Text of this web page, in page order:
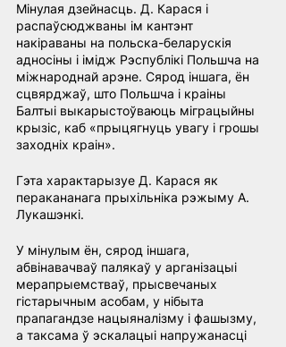
Мінулая дзейнасць. Д. Карася і
распаўсюджваны ім кантэнт
накіраваны на польска-беларускія
адносіны і імідж Рэспублікі Польшча на
міжнароднай арэне. Сярод іншага, ён
сцвярджаў, што Польшча і краіны
Балтыі выкарыстоўваюць міграцыйны
крызіс, каб «прыцягнуць увагу і грошы
заходніх краін».
Гэта характарызуе Д. Карася як
перакананага прыхільніка рэжыму А.
Лукашэнкі.
У мінулым ён, сярод іншага,
абвінавачваў палякаў у арганізацыі
мерапрыемстваў, прысвечаных
гістарычным асобам, у нібыта
прапагандзе нацыяналізму і фашызму,
а таксама ў эскалацыі напружанасці